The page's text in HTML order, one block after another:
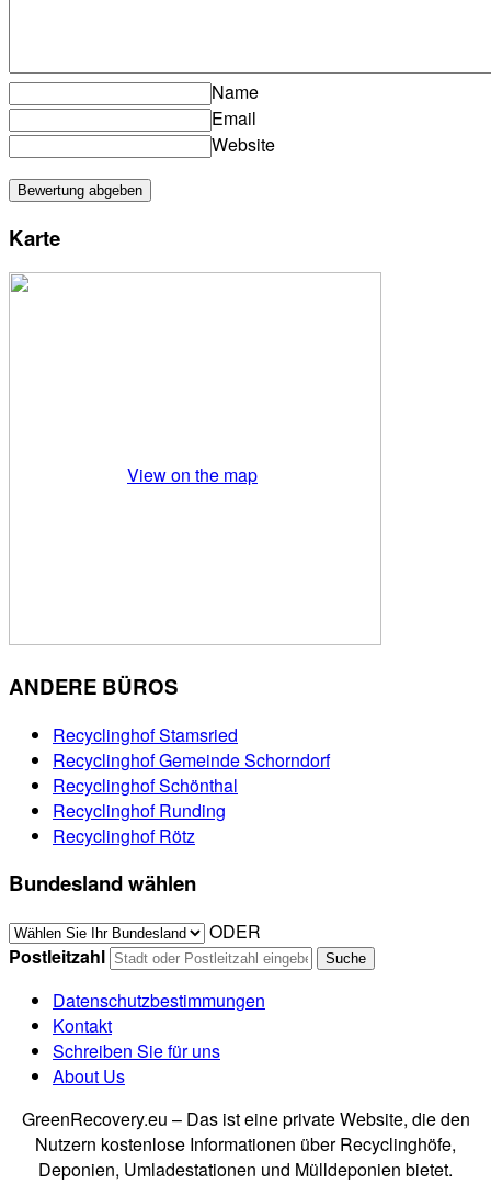
Name
Email
Website
Karte
View on the map
ANDERE BÜROS
Recyclinghof Stamsried
Recyclinghof Gemeinde Schorndorf
Recyclinghof Schönthal
Recyclinghof Runding
Recyclinghof Rötz
Bundesland wählen
ODER
Postleitzahl
Datenschutzbestimmungen
Kontakt
Schreiben Sie für uns
About Us
GreenRecovery.eu – Das ist eine private Website, die den
Nutzern kostenlose Informationen über Recyclinghöfe,
Deponien, Umladestationen und Mülldeponien bietet.